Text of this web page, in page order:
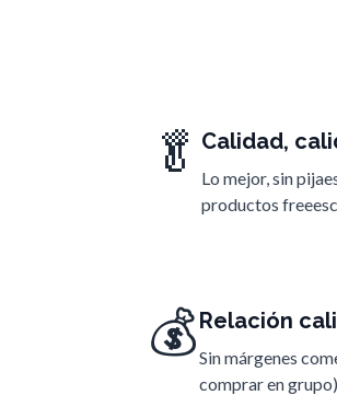
🥬 Calidad,
Lo mejor, sin
productos
💰Relación
Sin márgenes
comprar en